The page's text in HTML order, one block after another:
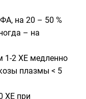
на 20 – 50 %
– на
1-2 ХЕ медленно
плазмы < 5
ХЕ при